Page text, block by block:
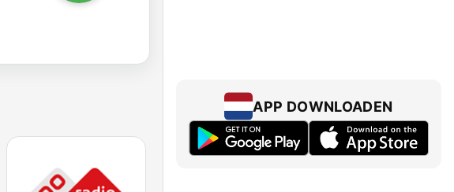
APP DOWNLOADEN